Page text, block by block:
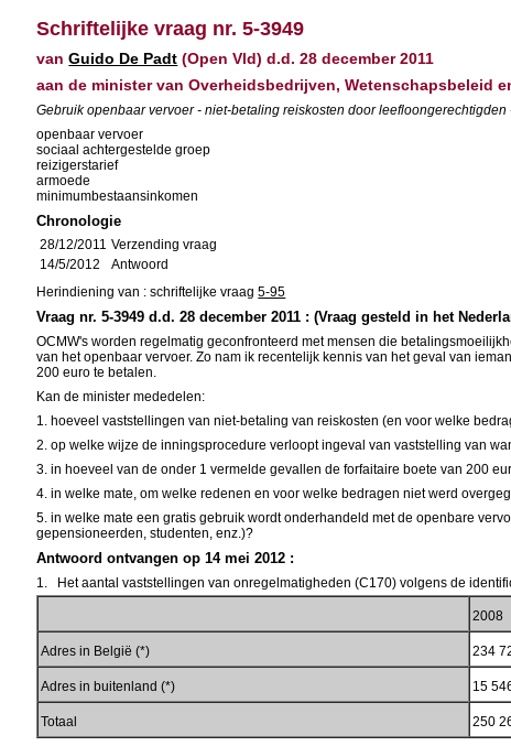
Schriftelijke vraag nr. 5-3949
vanGuido De Padt (Open Vld) d.d. 28 december 2011
aan de minister van Overheidsbedrijven, Wetenschapsbeleid
Gebruik openbaar vervoer - niet-betaling reiskosten door leefloongerechtigden
openbaar vervoer
sociaal achtergestelde groep
reizigerstarief
armoede
minimumbestaansinkomen
Chronologie
28/12/2011 Verzending vraag
14/5/2012
Antwoord
Herindiening van : schriftelijke vraag5-95
Vraag nr. 5-3949 d.d. 28 december 2011 : (Vraag gesteld in het
OCMW's worden regelmatig geconfronteerd met mensen die
van het openbaar vervoer. Zo nam ik recentelijk kennis van het geval van
200 euro te betalen.
Kan de minister mededelen:
1. hoeveel vaststellingen van niet-betaling van reiskosten (en voor welke
2. op welke wijze de inningsprocedure verloopt ingeval van vaststelling van
3. in hoeveel van de onder 1 vermelde gevallen de forfaitaire boete van 200
4. in welke mate, om welke redenen en voor welke bedragen niet werd
5. in welke mate een gratis gebruik wordt onderhandeld met de openbare
gepensioneerden, studenten, enz.)?
Antwoord ontvangen op 14 mei 2012 :
1. Het aantal vaststellingen van onregelmatigheden (C170) volgens de
2008
Adres in België (*) 234
Adres in buitenland (*) 15
Totaal 250